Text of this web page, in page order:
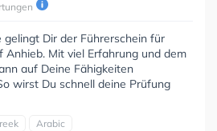
gelingt Dir der Führerschein für
Mit viel Erfahrung und dem
auf Deine Fähigkeiten
wirst Du schnell deine Prüfung
Arabic